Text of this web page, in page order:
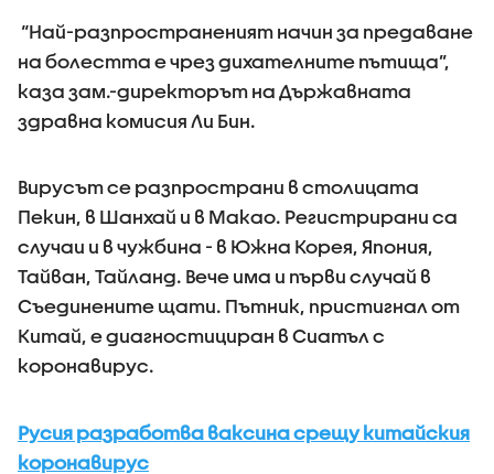
“Най-разпространеният начин за предаване
на болестта е чрез дихателните пътища”,
каза зам.-директорът на Държавната
здравна комисия Ли Бин.
Вирусът се разпространи в столицата
Пекин, в Шанхай и в Макао. Регистрирани са
случаи и в чужбина - в Южна Корея, Япония,
Тайван, Тайланд. Вече има и първи случай в
Съединените щати. Пътник, пристигнал от
Китай, е диагностициран в Сиатъл с
коронавирус.
Русия разработва ваксина срещу китайския
коронавирус